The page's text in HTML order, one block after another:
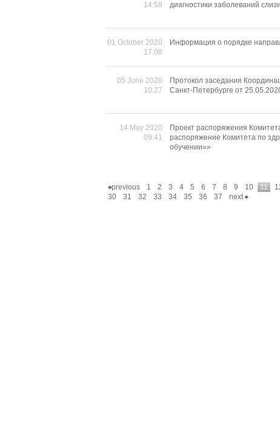
14:59
диагностики заболеваний
01 October 2020
17:08
Информация о порядке
05 June 2020
10:27
Протокол заседания
Санкт-Петербурге от
14 May 2020
09:41
Проект распоряжения
распоряжение Комитета по
обучении»»
previous 1 2 3 4 5 6 7 8 9 10 11
30
31 32 33 34 35 36 37 next